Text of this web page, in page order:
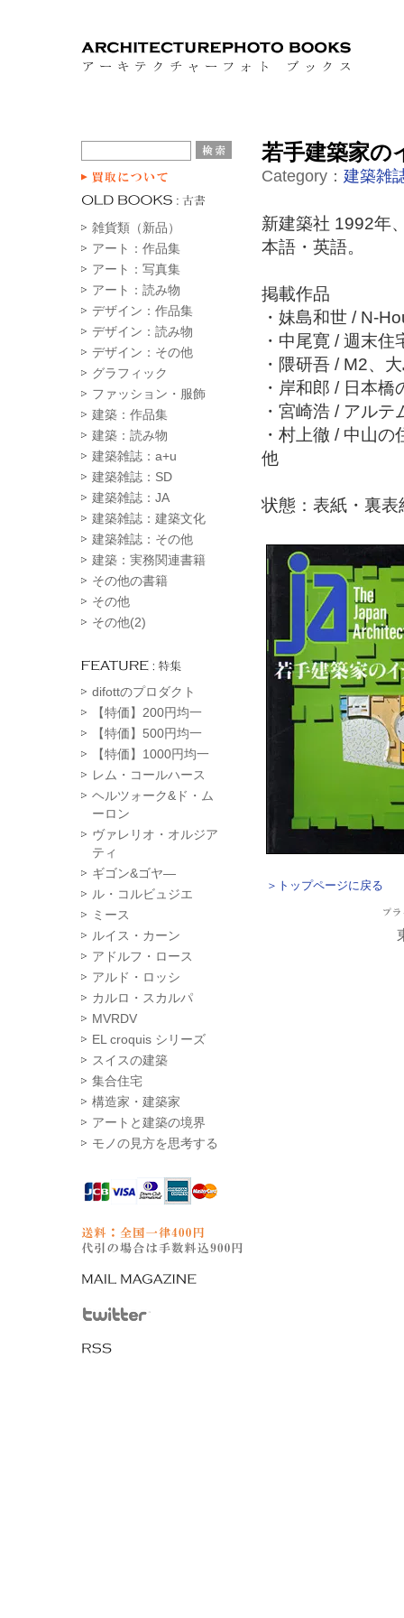
雑貨類（新品）
アート：作品集
アート：写真集
アート：読み物
デザイン：作品集
デザイン：読み物
デザイン：その他
グラフィック
ファッション・服飾
建築：作品集
建築：読み物
建築雑誌：a+u
建築雑誌：SD
建築雑誌：JA
建築雑誌：建築文化
建築雑誌：その他
建築：実務関連書籍
その他の書籍
その他
その他(2)
difottのプロダクト
【特価】200円均一
【特価】500円均一
【特価】1000円均一
レム・コールハース
ヘルツォーク&ド・ム
ーロン
ヴァレリオ・オルジア
ティ
ギゴン&ゴヤ―
ル・コルビュジエ
ミース
ルイス・カーン
アドルフ・ロース
アルド・ロッシ
カルロ・スカルパ
MVRDV
EL croquis シリーズ
スイスの建築
集合住宅
構造家・建築家
アートと建築の境界
モノの見方を思考する
若手建築家の
Category： 建築雑
新建築社 1992年
本語・英語。
掲載作品
・妹島和世 / N-
・中尾寛 / 週末
・隈研吾 / M2、
・岸和郎 / 日本
・宮崎浩 / アル
・村上徹 / 中山
他
状態：表紙・裏
＞トップページに戻る